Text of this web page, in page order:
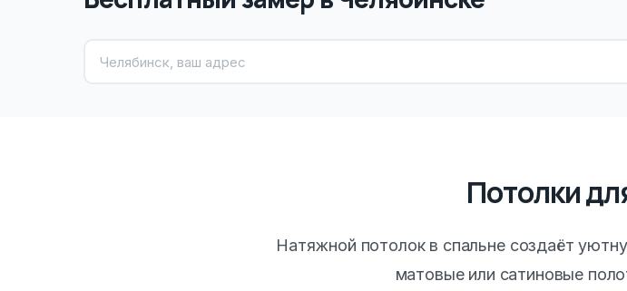
Потолки
Натяжной потолок в спальне создаёт
матовые или сатиновые